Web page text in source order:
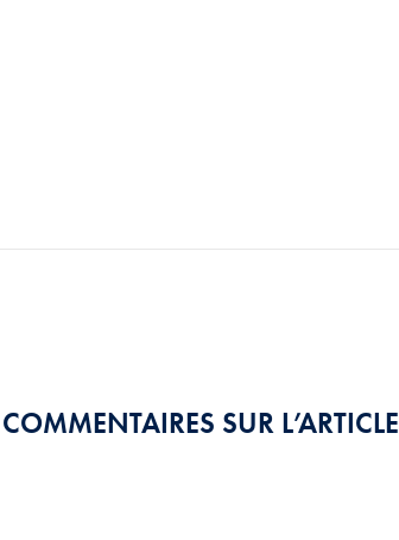
COMMENTAIRES SUR L’ARTICLE